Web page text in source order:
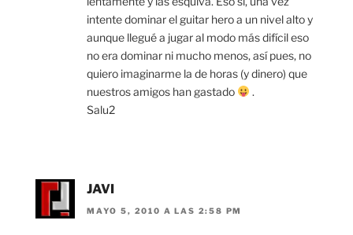
intente dominar el guitar hero a un nivel alto y
aunque llegué a jugar al modo más difícil eso
no era dominar ni mucho menos, así pues, no
quiero imaginarme la de horas (y dinero) que
nuestros amigos han gastado
.
Salu2
JAVI
MAYO 5, 2010 A LAS 2:58 PM